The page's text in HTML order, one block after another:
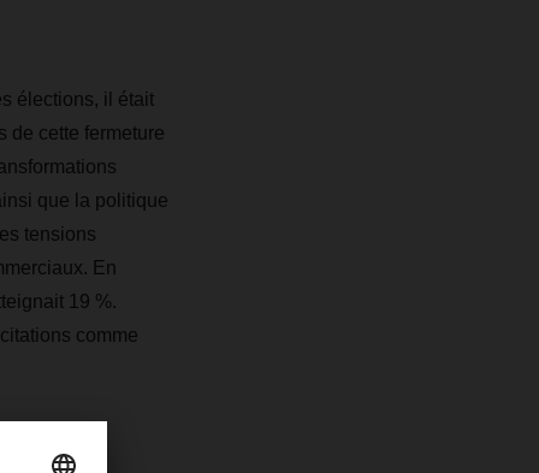
élections, il était
de cette fermeture
que la politique
tensions
En
19 %.
comme